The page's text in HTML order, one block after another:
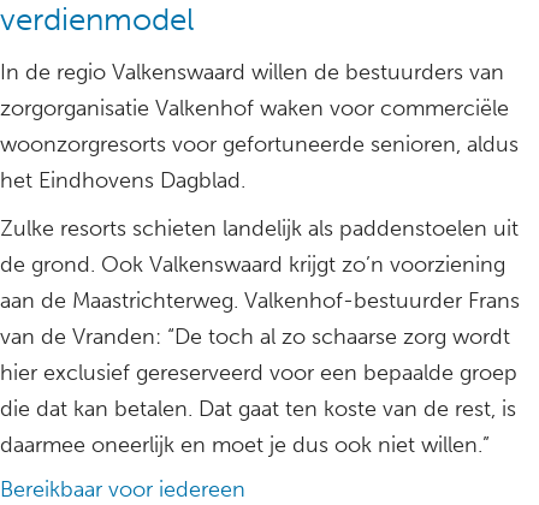
verdienmodel
In de regio Valkenswaard willen de bestuurders van
zorgorganisatie Valkenhof waken voor commerciële
woonzorgresorts voor gefortuneerde senioren, aldus
het Eindhovens Dagblad.
Zulke resorts schieten landelijk als paddenstoelen uit
de grond. Ook Valkenswaard krijgt zo’n voorziening
aan de Maastrichterweg. Valkenhof-bestuurder Frans
van de Vranden: “De toch al zo schaarse zorg wordt
hier exclusief gereserveerd voor een bepaalde groep
die dat kan betalen. Dat gaat ten koste van de rest, is
daarmee oneerlijk en moet je dus ook niet willen.”
Bereikbaar voor iedereen